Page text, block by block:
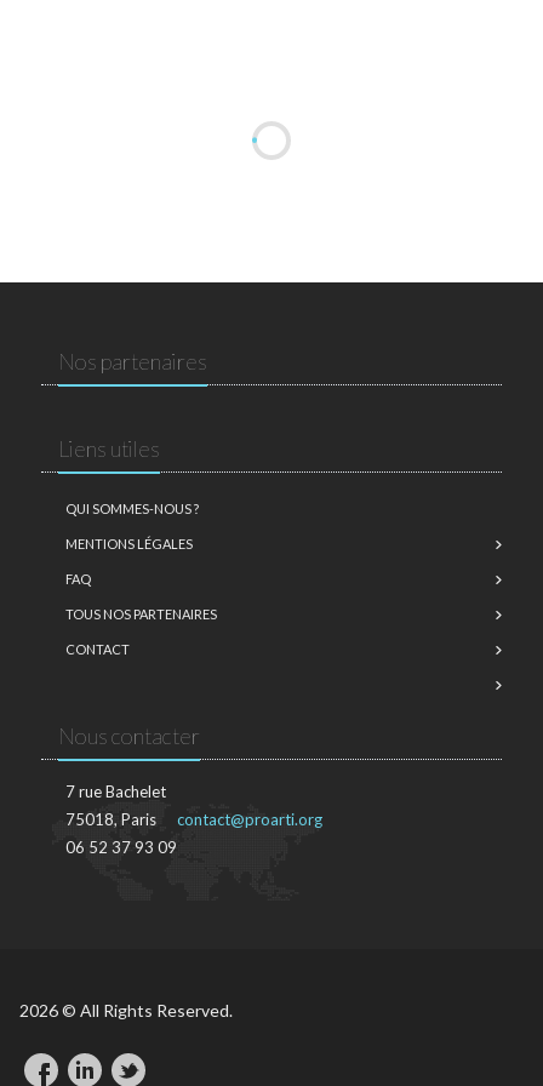
Nos partenaires
Liens utiles
QUI SOMMES-NOUS ?
MENTIONS LÉGALES
FAQ
TOUS NOS PARTENAIRES
CONTACT
Nous contacter
7 rue Bachelet
75018, Paris
06 52 37 93 09
contact@proarti.org
2026 © All Rights Reserved.